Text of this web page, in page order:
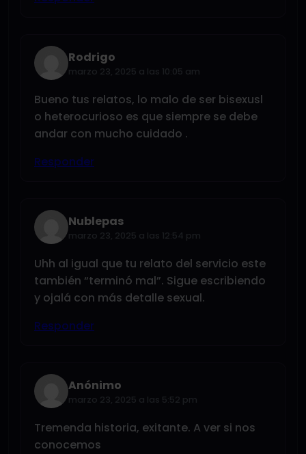
Rodrigo
marzo 23, 2025 a las 10:05 am
Bueno tus relatos, lo malo de ser bisexusl
o heterocurioso es que siempre se debe
andar con mucho cuidado .
Responder
Nublepas
marzo 23, 2025 a las 12:54 pm
Uhh al igual que tu relato del servicio este
también “terminó mal”. Sigue escribiendo
y ojalá con más detalle sexual.
Responder
Anónimo
marzo 23, 2025 a las 5:52 pm
Tremenda historia, exitante. A ver si nos
conocemos